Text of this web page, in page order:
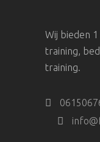
Wij bieden
training,
training.